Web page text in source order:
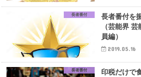
長者番付
長者番付を
（芸能界
員編）
2019.05.16
長者番付
印税だけで